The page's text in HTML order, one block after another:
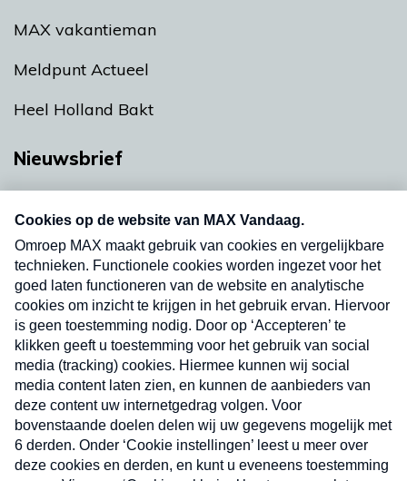
MAX vakantieman
Meldpunt Actueel
Heel Holland Bakt
Nieuwsbrief
nieuwsbrief. Elke vrijdag- en dinsdagochtend in
uw mailbox.
Verzend
Nieuwsbrief